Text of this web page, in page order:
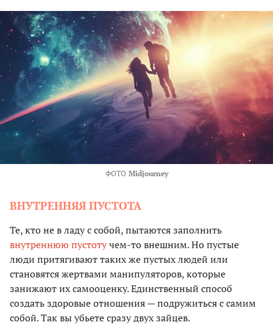
ФОТО Midjourney
ВНУТРЕННЯЯ ПУСТОТА
Те, кто не в ладу с собой, пытаются заполнить
внутреннюю пустотучем-то внешним. Но пустые
люди притягивают таких же пустых людей или
становятся жертвами манипуляторов, которые
занижают их самооценку. Единственный способ
создать здоровые отношения — подружиться с самим
собой. Так вы убьете сразу двух зайцев.